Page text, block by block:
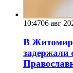
10:4706 авг
В
задержали